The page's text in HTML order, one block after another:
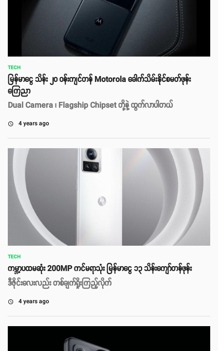
TECH
မြန်မာငွေ သိန်း ၂၀ ဝန်းကျင်တန် Motorola ခေါက်သိမ်းနိုင်စမတ်ဖုန်း
ကြေညာ
Dual Camera ၊ Flagship Chipset တို့နဲ့ ထွက်လာပါတယ်
access_time 4 years ago
TECH
ကမ္ဘာ့ပထမဆုံး 200MP ကင်မရာသုံး မြန်မာငွေ ၁၃ သိန်းကျော်တန်ဖုန်း
ဒီဇိုင်းလေးလည်း တစ်ချက်ရှိုးကြည့်လိုက်
access_time 4 years ago